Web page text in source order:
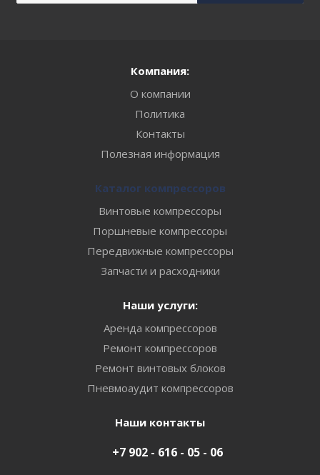
Компания:
О компании
Политика
Контакты
Полезная информация
Каталог компрессоров
Винтовые компрессоры
Поршневые компрессоры
Передвижные компрессоры
Запчасти и расходники
Наши услуги:
Аренда компрессоров
Ремонт компрессоров
Ремонт винтовых блоков
Пневмоаудит компрессоров
Наши контакты
+7 902 - 616 - 05 - 06